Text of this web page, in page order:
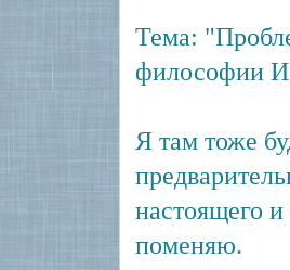
Тема:
философии
Я там тоже
настоящего
поменяю.